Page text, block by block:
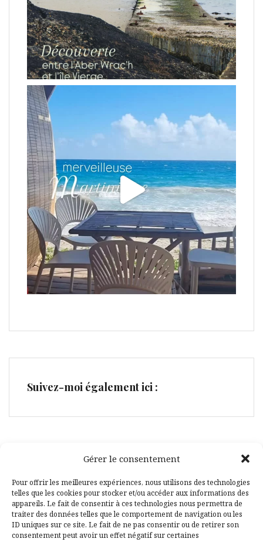
Gérer le consentement
Pour offrir les meilleures expériences, nous utilisons des technologies
telles que les cookies pour stocker et/ou accéder aux informations des
appareils. Le fait de consentir à ces technologies nous permettra de
traiter des données telles que le comportement de navigation ou les
ID uniques sur ce site. Le fait de ne pas consentir ou de retirer son
consentement peut avoir un effet négatif sur certaines
Suivez-moi également ici :
Facebook
Pinterest